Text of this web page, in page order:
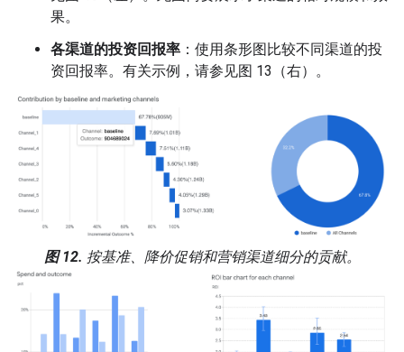
果。
各渠道的投资回报率 ：使用条形图比较不同渠道的投
资回报率。有关示例，请参见图 13（右）。
图 12. 按基准、降价促销和营销渠道细分的贡献。